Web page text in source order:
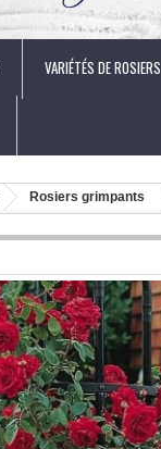
VARIÉTÉS DE ROSIERS
Rosiers grimpants